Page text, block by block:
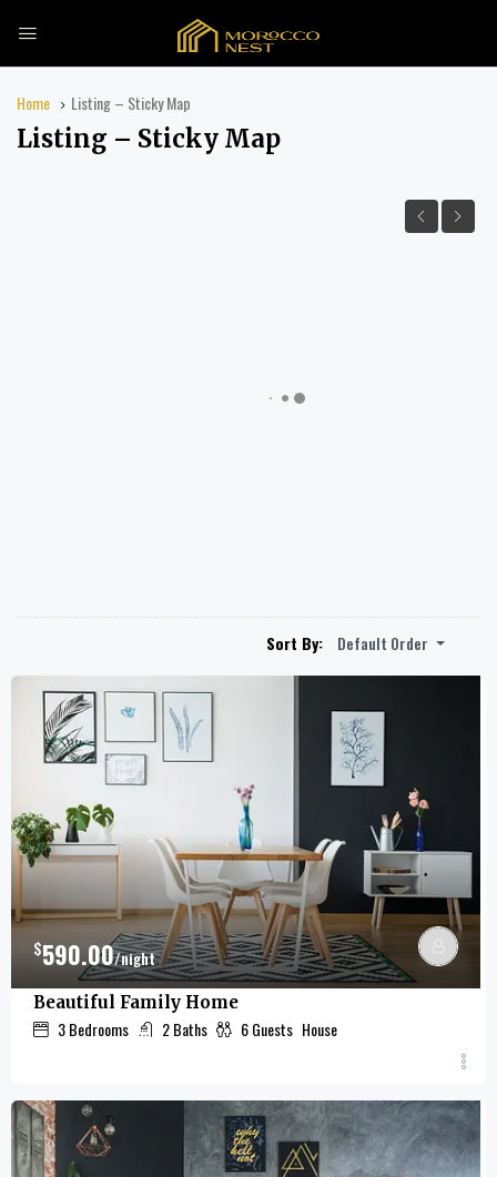
Home Listing – Sticky Map
Listing – Sticky Map
Sort By: Default Order
$590.00/night
Beautiful Family Home
3Bedrooms 2Baths 6Guests House